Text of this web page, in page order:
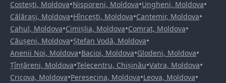
Costești, Moldova•Nisporeni, Moldova•Ungheni, Moldova•
Călărași, Moldova•Hîncești, Moldova•Cantemir, Moldova•
Cahul, Moldova•Cimișlia, Moldova•Comrat, Moldova•
Căușeni, Moldova•Ștefan Vodă, Moldova•
Anenii Noi, Moldova•Bacioi, Moldova•Glodeni, Moldova•
Țînțăreni, Moldova•Telecentru, Chișinău•Vatra, Moldova•
Cricova, Moldova•Peresecina, Moldova•Leova, Moldova•